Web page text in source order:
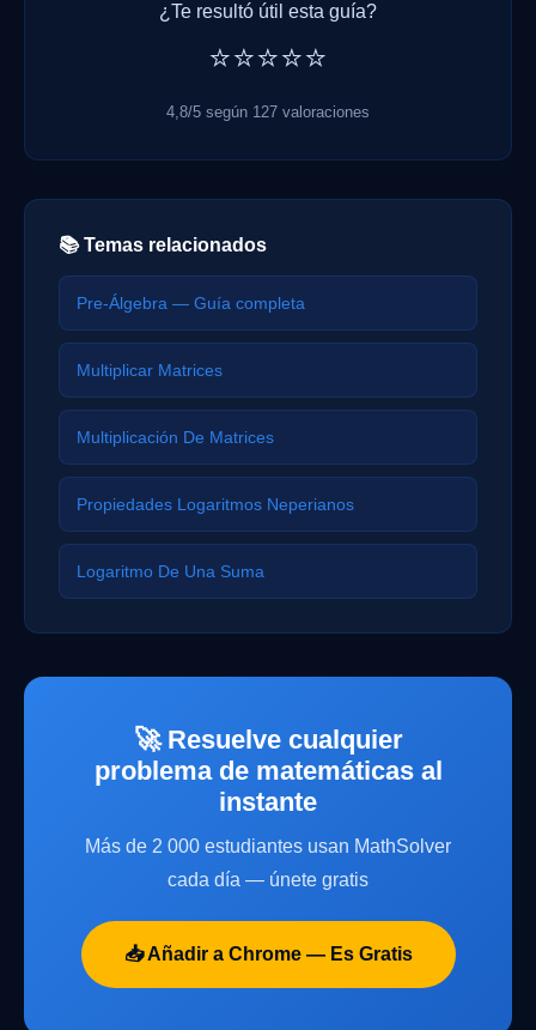
¿Te resultó útil esta guía?
⭐⭐⭐⭐⭐
4,8/5 según 127 valoraciones
📚 Temas relacionados
Pre-Álgebra — Guía completa
Multiplicar Matrices
Multiplicación De Matrices
Propiedades Logaritmos Neperianos
Logaritmo De Una Suma
🚀 Resuelve cualquier
problema de matemáticas al
instante
Más de 2 000 estudiantes usan MathSolver
cada día — únete gratis
📥 Añadir a Chrome — Es Gratis